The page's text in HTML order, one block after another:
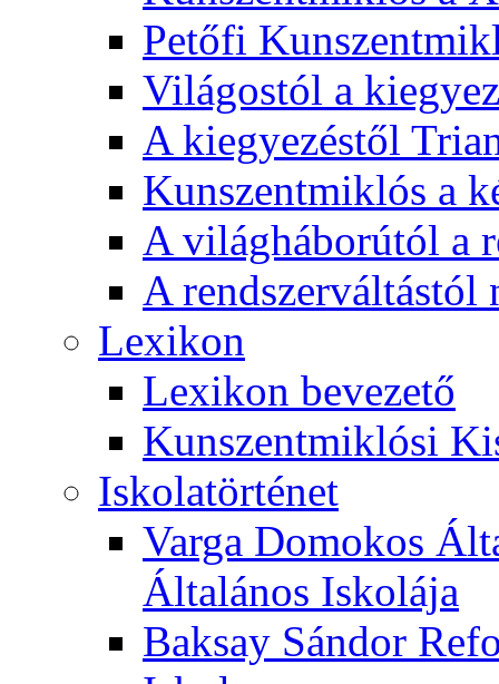
Petőfi
Világostól a
A kiegyezéstől
Kunszentmiklós a
A világháborútól a
A rendszerváltástól
Lexikon
Lexikon bevezető
Kunszentmiklósi
Iskolatörténet
Varga Domokos
Általános Iskolája
Baksay Sándor